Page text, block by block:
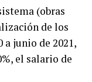
(obras
de los
a junio de 2021,
el salario de